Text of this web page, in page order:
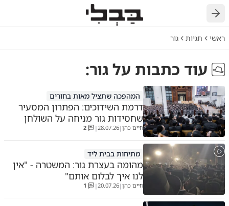
חזרה
ראשי תגיות גור
עוד כתבות עלגור:
המהפכה שתציל מאות בחורים
דרמת השידוכים: הפתרון המסעיר
שחסידות גור מניחה על השולחן
חיים כהן|
28.07.26
|
2
מתיחות בבית ליד
מהומה בעצרת גור: המשטרה - "אין
לנו איך לבלום אותם"
חיים כהן|
20.07.26
|
1